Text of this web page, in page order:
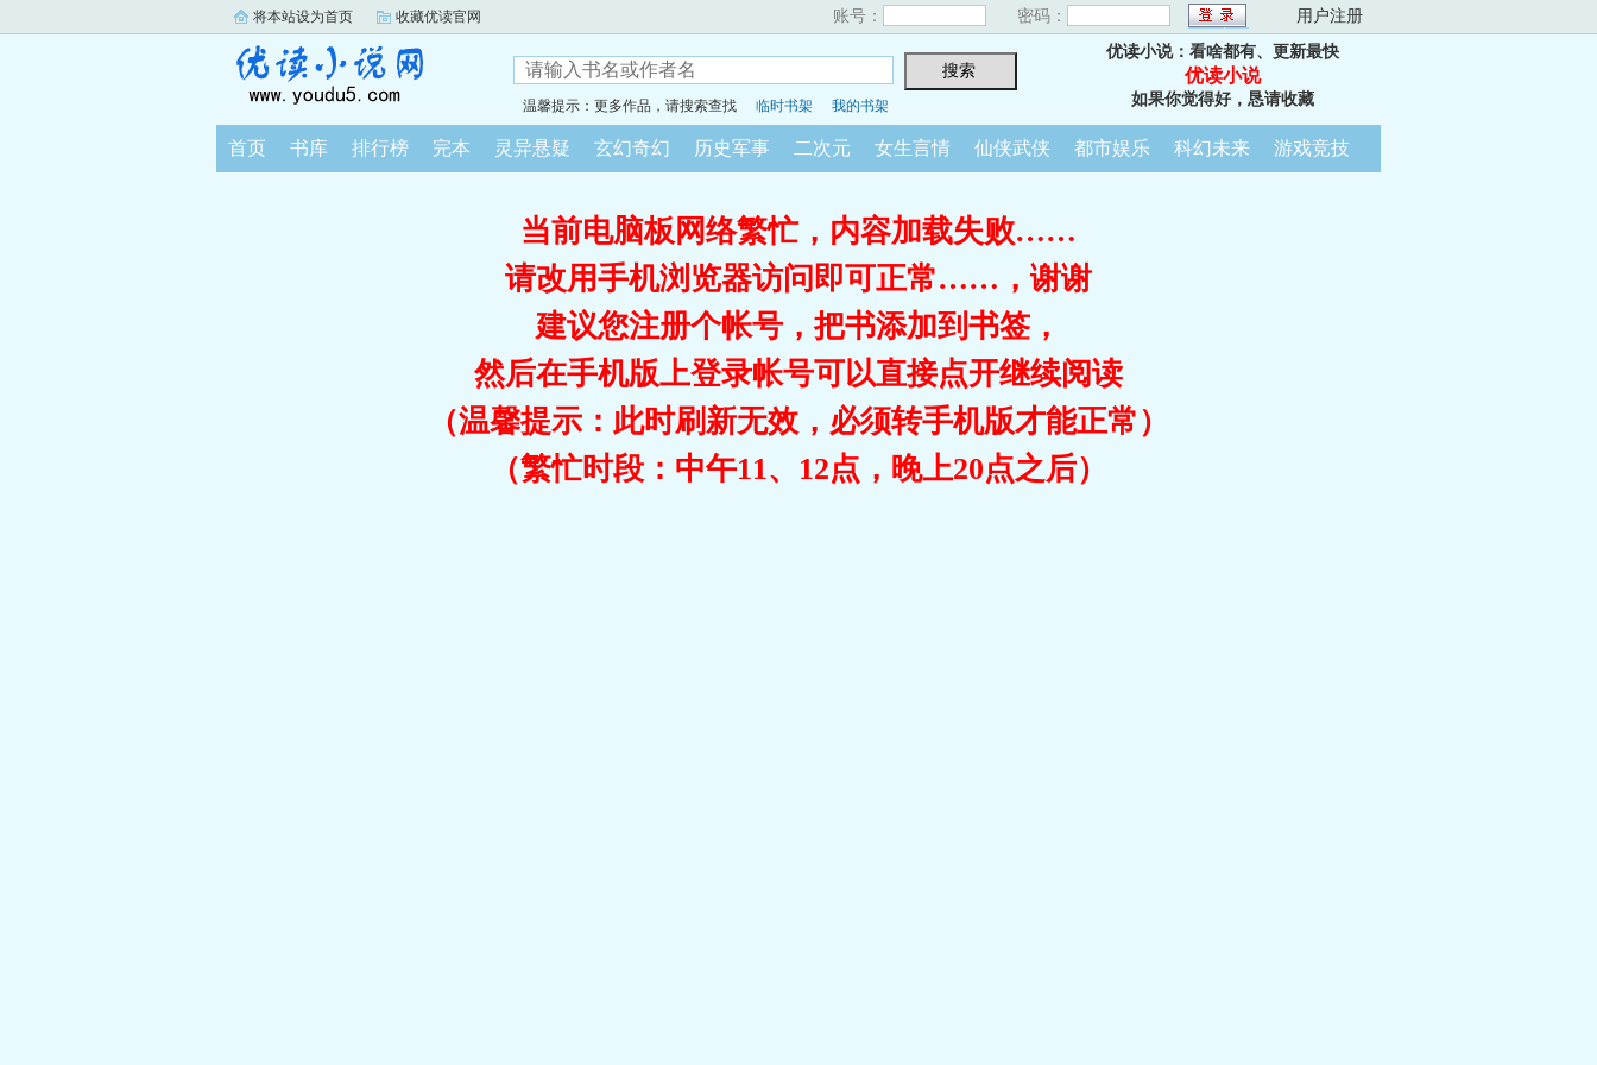
将本站设为首页 收藏优读官网 账号： 密码： 用户注册
温馨提示：更多作品，请搜索查找 临时书架 我的书架
优读小说：看啥都有、更新最快
优读小说
如果你觉得好，恳请收藏
首页 书库 排行榜 完本 灵异悬疑 玄幻奇幻 历史军事 二次元 女生言情 仙侠武侠 都市娱乐 科幻未来 游戏竞技
当前电脑板网络繁忙，内容加载失败……
请改用手机浏览器访问即可正常……，谢谢
建议您注册个帐号，把书添加到书签，
然后在手机版上登录帐号可以直接点开继续阅读
（温馨提示：此时刷新无效，必须转手机版才能正常）
（繁忙时段：中午11、12点，晚上20点之后）